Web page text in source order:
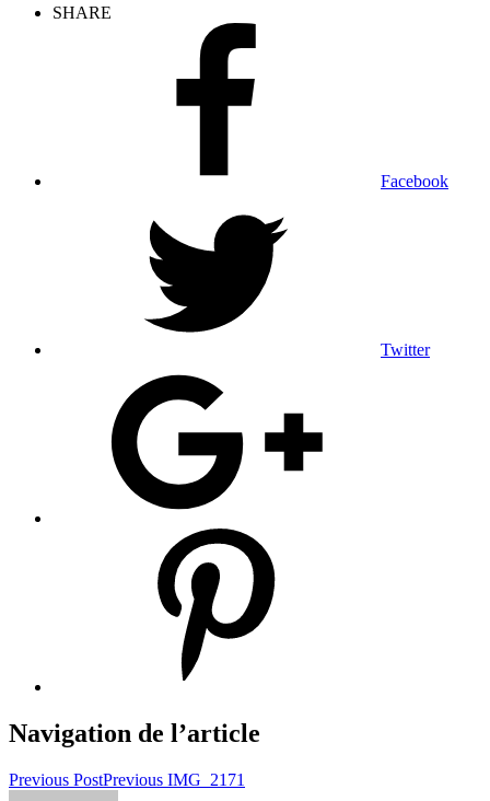
SHARE
Facebook
Twitter
Navigation de l’article
Previous PostPrevious IMG_2171